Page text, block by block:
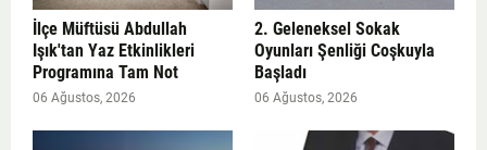
İlçe Müftüsü Abdullah
Işık'tan Yaz Etkinlikleri
Programına Tam Not
06 Ağustos, 2026
2. Geleneksel Sokak
Oyunları Şenliği Coşkuyla
Başladı
06 Ağustos, 2026